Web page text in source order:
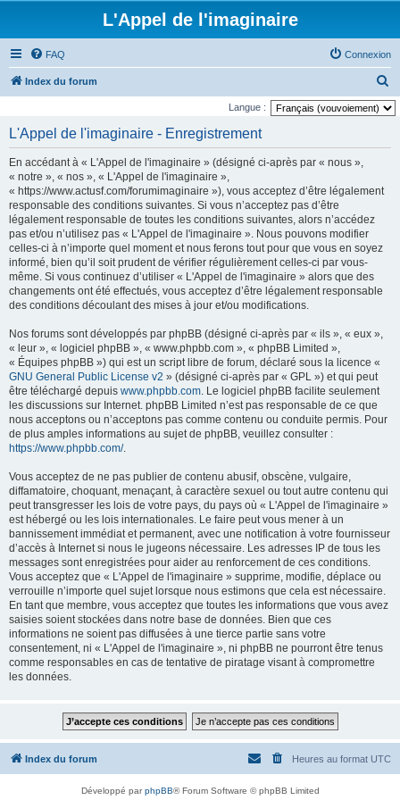
L'Appel de l'imaginaire
FAQ Connexion
Index du forum
e
Langue :
L'Appel de l'imaginaire - Enregistrement
En accédant à « L'Appel de l'imaginaire » (désigné ci-après par « nous »,
« notre », « nos », « L'Appel de l'imaginaire »,
« https://www.actusf.com/forumimaginaire »), vous acceptez d’être légalement
responsable des conditions suivantes. Si vous n’acceptez pas d’être
légalement responsable de toutes les conditions suivantes, alors n’accédez
pas et/ou n’utilisez pas « L'Appel de l'imaginaire ». Nous pouvons modifier
celles-ci à n’importe quel moment et nous ferons tout pour que vous en soyez
informé, bien qu’il soit prudent de vérifier régulièrement celles-ci par vous-
même. Si vous continuez d’utiliser « L'Appel de l'imaginaire » alors que des
changements ont été effectués, vous acceptez d’être légalement responsable
des conditions découlant des mises à jour et/ou modifications.
Nos forums sont développés par phpBB (désigné ci-après par « ils », « eux »,
« leur », « logiciel phpBB », « www.phpbb.com », « phpBB Limited »,
« Équipes phpBB ») qui est un script libre de forum, déclaré sous la licence «
GNU General Public License v2 » (désigné ci-après par « GPL ») et qui peut
être téléchargé depuis www.phpbb.com. Le logiciel phpBB facilite seulement
les discussions sur Internet. phpBB Limited n’est pas responsable de ce que
nous acceptons ou n’acceptons pas comme contenu ou conduite permis. Pour
de plus amples informations au sujet de phpBB, veuillez consulter :
https://www.phpbb.com/.
Vous acceptez de ne pas publier de contenu abusif, obscène, vulgaire,
diffamatoire, choquant, menaçant, à caractère sexuel ou tout autre contenu qui
peut transgresser les lois de votre pays, du pays où « L'Appel de l'imaginaire »
est hébergé ou les lois internationales. Le faire peut vous mener à un
bannissement immédiat et permanent, avec une notification à votre fournisseur
d’accès à Internet si nous le jugeons nécessaire. Les adresses IP de tous les
messages sont enregistrées pour aider au renforcement de ces conditions.
Vous acceptez que « L'Appel de l'imaginaire » supprime, modifie, déplace ou
verrouille n’importe quel sujet lorsque nous estimons que cela est nécessaire.
En tant que membre, vous acceptez que toutes les informations que vous avez
saisies soient stockées dans notre base de données. Bien que ces
informations ne soient pas diffusées à une tierce partie sans votre
consentement, ni « L'Appel de l'imaginaire », ni phpBB ne pourront être tenus
comme responsables en cas de tentative de piratage visant à compromettre
les données.
Index du forum Heures au format UTC
Développé parphpBB® Forum Software © phpBB Limited